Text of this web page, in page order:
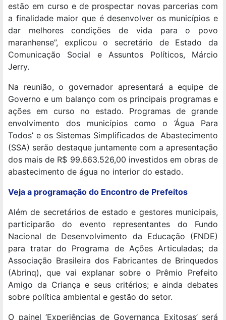
estão em curso e de prospectar novas parcerias com
a finalidade maior que é desenvolver os municípios e
dar melhores condições de vida para o povo
maranhense”, explicou o secretário de Estado da
Comunicação Social e Assuntos Políticos, Márcio
Jerry.
Na reunião, o governador apresentará a equipe de
Governo e um balanço com os principais programas e
ações em curso no estado. Programas de grande
envolvimento dos municípios como o ‘Água Para
Todos’ e os Sistemas Simplificados de Abastecimento
(SSA) serão destaque juntamente com a apresentação
dos mais de R$ 99.663.526,00 investidos em obras de
abastecimento de água no interior do estado.
Veja a programação do Encontro de Prefeitos
Além de secretários de estado e gestores municipais,
participarão do evento representantes do Fundo
Nacional de Desenvolvimento da Educação (FNDE)
para tratar do Programa de Ações Articuladas; da
Associação Brasileira dos Fabricantes de Brinquedos
(Abrinq), que vai explanar sobre o Prêmio Prefeito
Amigo da Criança e seus critérios; e ainda debates
sobre política ambiental e gestão do setor.
O painel ‘Experiências de Governança Exitosas’ será